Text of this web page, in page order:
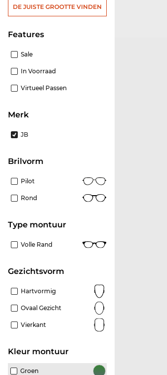
DE JUISTE GROOTTE VINDEN
features
Sale
In Voorraad
Virtueel Passen
Merk
JB
Brilvorm
Pilot
Rond
Type montuur
Volle Rand
Gezichtsvorm
Hartvormig
Ovaal Gezicht
Vierkant
Kleur montuur
Groen